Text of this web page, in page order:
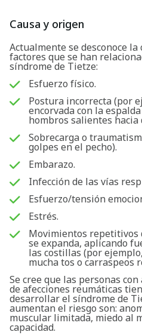
Causa y origen
Actualmente se desconoce la
factores que se han
síndrome de Tietze:
Esfuerzo físico.
Postura incorrecta (por
encorvada con la
hombros salientes hacia
Sobrecarga o
golpes en el pecho).
Embarazo.
Infección de las vías
Esfuerzo/tensión
Estrés.
Movimientos repetitivos
se expanda, aplicando
las costillas (por
mucha tos o carraspeos
Se cree que las personas
de afecciones reumáticas
desarrollar el síndrome de
aumentan el riesgo son:
muscular limitada, miedo al
capacidad.